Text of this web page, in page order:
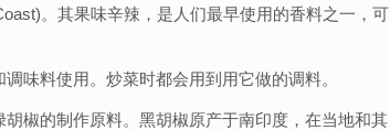
。其果味辛辣，是人们最早使用的香料之一，可
料使用。炒菜时都会用到用它做的调料。
的制作原料。黑胡椒原产于南印度，在当地和其